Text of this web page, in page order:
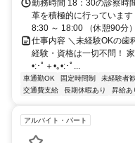
OK ●駐車場完備
勤務時間 18：30の診察時
革を積極的に行っていま
8:30 ～ 18:00 （休憩90分）
仕事内容 ＼未経験OKの歯科
経験・資格は一切不問！
•:･ﾟ＋•｡•:･ﾟ...
車通勤OK 固定時間制 未経験者
交通費支給
長期休暇あり 昇給あ
アルバイト・パート